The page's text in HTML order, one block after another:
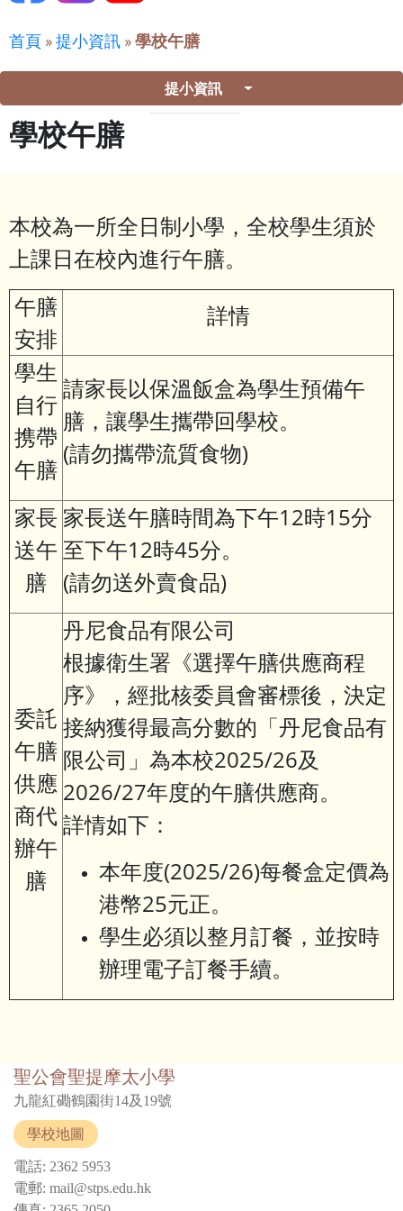
首頁 »提小資訊 »學校午膳
提小資訊
學校午膳
本校為一所全日制小學，全校學生須於
上課日在校內進行午膳。
午膳
安排
詳情
學生
自行
携帶
午膳
請家長以保溫飯盒為學生預備午
膳，讓學生攜帶回學校。
(請勿攜帶流質食物)
家長
送午
膳
家長送午膳時間為下午12時15分
至下午12時45分。
(請勿送外賣食品)
委託
午膳
供應
商代
辦午
膳
丹尼食品有限公司
根據衛生署《選擇午膳供應商程
序》，經批核委員會審標後，決定
接納獲得最高分數的「丹尼食品有
限公司」為本校2025/26及
2026/27年度的午膳供應商。
詳情如下：
本年度(2025/26)每餐盒定價為
港幣25元正。
學生必須以整月訂餐，並按時
辦理電子訂餐手續。
聖公會聖提摩太小學
九龍紅磡鶴園街14及19號
學校地圖
電話: 2362 5953
電郵: mail@stps.edu.hk